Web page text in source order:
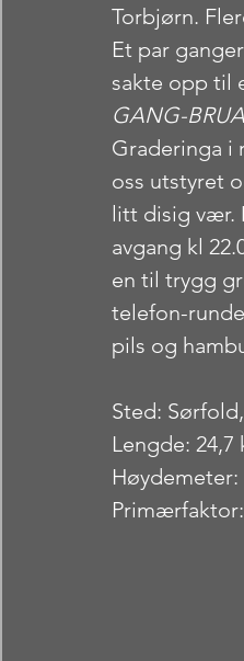
Torbjørn.
Et par
sakte opp til
GANG-BRUA
Graderinga i
oss utstyret
litt disig vær.
avgang kl
en til trygg
telefon-
pils og
Sted:
Lengde: 24,7
Høydemeter:
Primærfaktor: